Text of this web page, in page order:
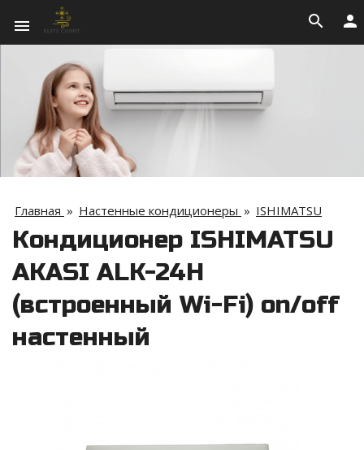
menu person
search
Главная » Настенные кондиционеры » ISHIMATSU
Кондиционер ISHIMATSU
AKASI ALK-24H
(встроенный Wi-Fi) on/off
настенный